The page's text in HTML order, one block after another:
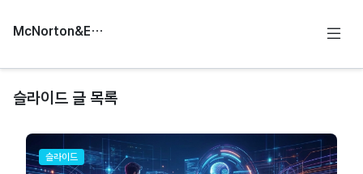
McNorton&Education
슬라이드 글 목록
슬라이드